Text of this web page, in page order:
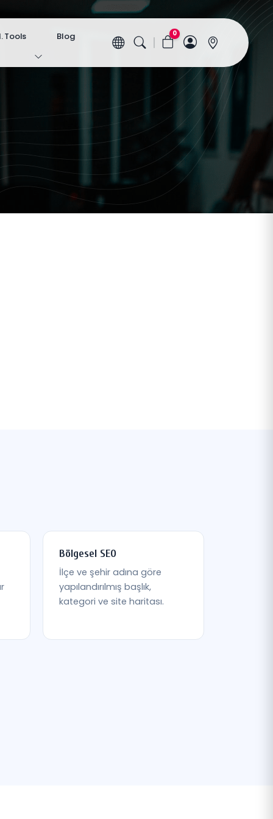
Tools
Blog
0
Bölgesel SEO
İlçe ve şehir adına göre
yapılandırılmış başlık,
kategori ve site haritası.